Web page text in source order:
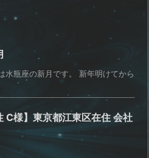
水瓶座の新月です。 新年明けてから
C様】東京都江東区在住 会社